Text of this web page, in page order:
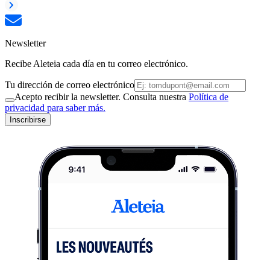
Newsletter
Recibe Aleteia cada día en tu correo electrónico.
Tu dirección de correo electrónico
Acepto recibir la newsletter. Consulta nuestra Política de
privacidad para saber más.
Inscribirse